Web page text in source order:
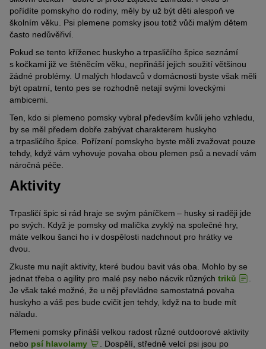
pořídíte pomskyho do rodiny, měly by už být děti alespoň ve
školním věku. Psi plemene pomsky jsou totiž vůči malým dětem
často nedůvěřiví.
Pokud se tento kříženec huskyho a trpasličího špice seznámí
s kočkami již ve štěněcím věku, nepřináší jejich soužití většinou
žádné problémy. U malých hlodavců v domácnosti byste však měli
být opatrní, tento pes se rozhodně netají svými loveckými
ambicemi.
Ten, kdo si plemeno pomsky vybral především kvůli jeho vzhledu,
by se měl předem dobře zabývat charakterem huskyho
a trpasličího špice. Pořízení pomskyho byste měli zvažovat pouze
tehdy, když vám vyhovuje povaha obou plemen psů a nevadí vám
náročná péče.
Aktivity
Trpasličí špic si rád hraje se svým páníčkem – husky si raději jde
po svých. Když je pomsky od malička zvyklý na společné hry,
máte velkou šanci ho i v dospělosti nadchnout pro hrátky ve
dvou.
Zkuste mu najít aktivity, které budou bavit vás oba. Mohlo by se
jednat třeba o agility pro malé psy nebo nácvik různých triků
Je však také možné, že u něj převládne samostatná povaha
huskyho a váš pes bude cvičit jen tehdy, když na to bude mít
náladu.
Plemeni pomsky přináší velkou radost různé outdoorové aktivity
nebo psí hlavolamy
. Dospělí, středně velcí psi jsou po